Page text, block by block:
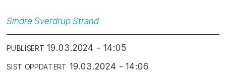
Sindre Sverdrup Strand
PUBLISERT 19.03.2024 - 14:05
SIST OPPDATERT 19.03.2024 - 14:06